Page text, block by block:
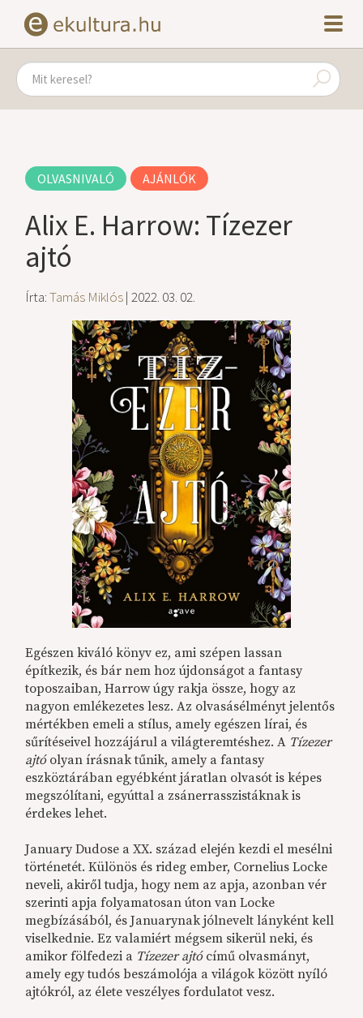
OLVASNIVALÓ AJÁNLÓK
Alix E. Harrow: Tízezer
ajtó
Írta:Tamás Miklós| 2022. 03. 02.
Egészen kiváló könyv ez, ami szépen lassan
építkezik, és bár nem hoz újdonságot a fantasy
toposzaiban, Harrow úgy rakja össze, hogy az
nagyon emlékezetes lesz. Az olvasásélményt jelentős
mértékben emeli a stílus, amely egészen lírai, és
sűrítéseivel hozzájárul a világteremtéshez. A Tízezer
ajtóolyan írásnak tűnik, amely a fantasy
eszköztárában egyébként járatlan olvasót is képes
megszólítani, egyúttal a zsánerrasszistáknak is
érdekes lehet.
January Dudose a XX. század elején kezdi el mesélni
történetét. Különös és rideg ember, Cornelius Locke
neveli, akiről tudja, hogy nem az apja, azonban vér
szerinti apja folyamatosan úton van Locke
megbízásából, és Januarynak jólnevelt lányként kell
viselkednie. Ez valamiért mégsem sikerül neki, és
amikor fölfedezi a Tízezer ajtócímű olvasmányt,
amely egy tudós beszámolója a világok között nyíló
ajtókról, az élete veszélyes fordulatot vesz.